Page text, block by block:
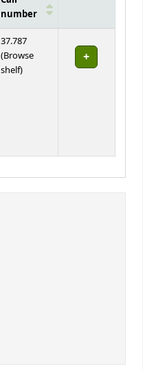
number
37.787
(Browse
shelf(Opens below)
)